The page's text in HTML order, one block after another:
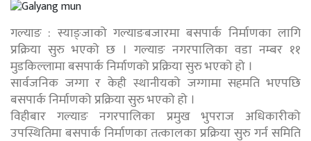
गल्याङ : स्याङ्जाको गल्याङबजारमा बसपार्क निर्माणका लागि
प्रक्रिया सुरु भएको छ । गल्याङ नगरपालिका वडा नम्बर ११
मुडकिल्लामा बसपार्क निर्माणको प्रक्रिया सुरु भएको हो ।
सार्वजनिक जग्गा र केही स्थानीयको जग्गामा सहमति भएपछि
बसपार्क निर्माणको प्रक्रिया सुरु भएको हो ।
विहीबार गल्याङ नगरपालिका प्रमुख भुपराज अधिकारीको
उपस्थितिमा बसपार्क निर्माणका तत्कालका प्रक्रिया सुरु गर्न समिति